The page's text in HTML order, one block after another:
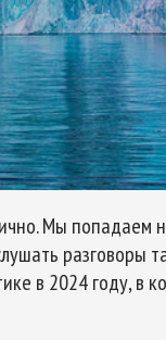
Мы попадаем
разговоры
в 2024 году, в